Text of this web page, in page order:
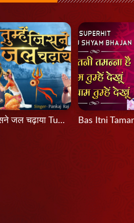
तुम्हें जिसने जल चढ़ाया Tumhein Jisne Jal Chadhaya